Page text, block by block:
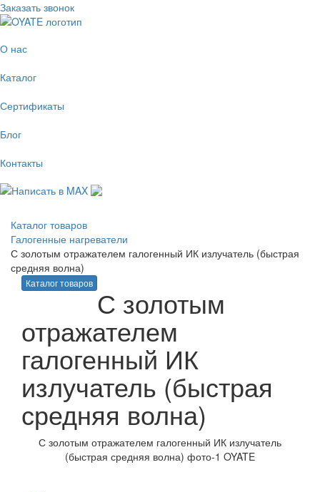
Заказать звонок
О нас
Каталог
Сертификаты
Блог
Контакты
Каталог товаров
Галогенные нагреватели
С золотым отражателем галогенный ИК излучатель (быстрая
средняя волна)
Каталог товаров
С золотым
отражателем
галогенный ИК
излучатель (быстрая
средняя волна)
С золотым отражателем галогенный ИК излучатель
(быстрая средняя волна) фото-1 OYATE